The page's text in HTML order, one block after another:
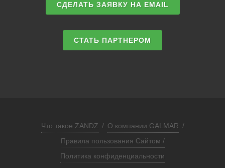
СДЕЛАТЬ ЗАЯВКУ НА EMAIL
СТАТЬ ПАРТНЕРОМ
Что такое ZANDZ / О компании GALMAR /
Правила пользования Сайтом /
Политика конфиденциальности